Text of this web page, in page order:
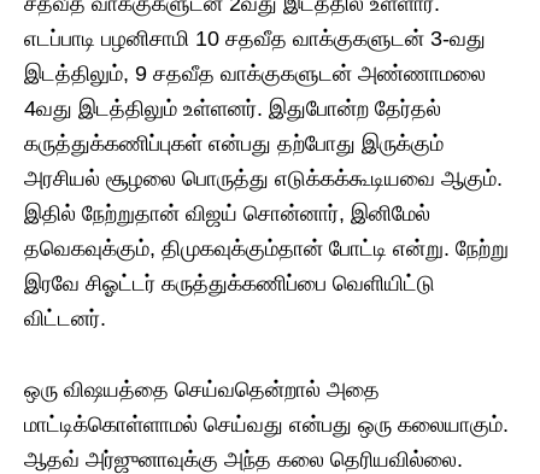
எடப்பாடி பழனிசாமி 10 சதவீத வாக்குகளுடன் 3-வது
இடத்திலும், 9 சதவீத வாக்குகளுடன் அண்ணாமலை
4வது இடத்திலும் உள்ளனர். இதுபோன்ற தேர்தல்
கருத்துக்கணிப்புகள் என்பது தற்போது இருக்கும்
அரசியல் சூழலை பொருத்து எடுக்கக்கூடியவை ஆகும்.
இதில் நேற்றுதான் விஜய் சொன்னார், இனிமேல்
தவெகவுக்கும், திமுகவுக்கும்தான் போட்டி என்று. நேற்று
இரவே சிஓட்டர் கருத்துக்கணிப்பை வெளியிட்டு
விட்டனர்.
ஒரு விஷயத்தை செய்வதென்றால் அதை
மாட்டிக்கொள்ளாமல் செய்வது என்பது ஒரு கலையாகும்.
ஆதவ் அர்ஜுனாவுக்கு அந்த கலை தெரியவில்லை.